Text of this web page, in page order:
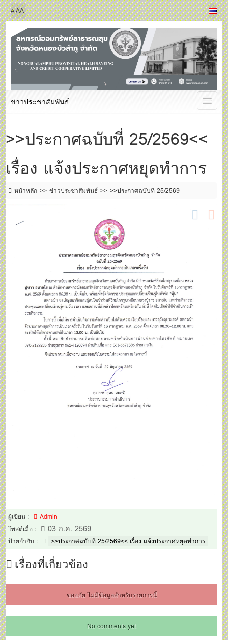
A-AA+
ข่าวประชาสัมพันธ์
>>ประกาศฉบับที่ 25/2569<<
เรื่อง แจ้งประกาศหยุดทำการ
หน้าหลัก ข่าวประชาสัมพันธ์ >>ประกาศฉบับที่ 25/2569
ผู้เขียน :
Admin
โพสต์เมื่อ :
03 ก.ค. 2569
ป้ายกำกับ : >>ประกาศฉบับที่ 25/2569<< เรื่อง แจ้งประกาศหยุดทำการ
เรื่องที่เกี่ยวข้อง
ขออภัย ไม่มีข้อมูลสำหรับรายการนี้
No comments yet